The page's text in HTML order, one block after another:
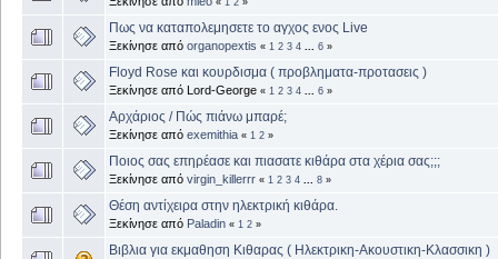
Πως να καταπολεμησετε το αγχος ενος Live
Ξεκίνησε από organopextis « 1 2 3 4 6 »
Floyd Rose και κουρδισμα ( προβληματα-προτασεις )
Ξεκίνησε από Lord-George « 1 2 3 4 6 »
Αρχάριος / Πώς πιάνω μπαρέ;
Ξεκίνησε από exemithia « 1 2 »
Ποιος σας επηρέασε και πιασατε κιθάρα στα χέρια σας;;;
Ξεκίνησε από virgin_killerrr « 1 2 3 4 8 »
Θέση αντίχειρα στην ηλεκτρική κιθάρα.
Ξεκίνησε από Paladin « 1 2 »
Βιβλια για εκμαθηση Κιθαρας ( Ηλεκτρικη-Ακουστικη-Κλασσικη )